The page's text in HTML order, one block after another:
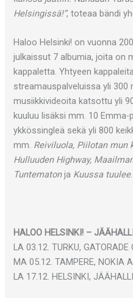
Helsingissä!”, toteaa bändi
Haloo Helsinki! on vuonna
julkaissut 7 albumia, joita on
kappaletta. Yhtyeen
streamauspalveluissa yli 300
musiikkivideoita katsottu yli
kuuluu lisäksi mm. 10
ykkössingleä sekä yli 800
mm. Reiviluola, Piilotan mun
Hulluuden Highway,
Tuntematonja Kuussa tuulee.
HALOO HELSINKI! –
LA 03.12. TURKU, GATORADE
MA 05.12. TAMPERE, NOKIA
LA 17.12. HELSINKI, JÄÄHALLI